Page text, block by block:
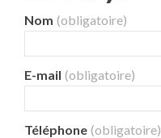
Nom (obligatoire)
E-mail (obligatoire)
Téléphone (obligatoire)